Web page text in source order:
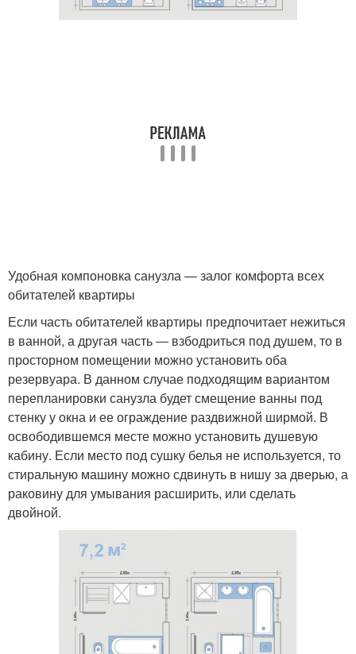
Удобная компоновка санузла ― залог комфорта всех
обитателей квартиры
Если часть обитателей квартиры предпочитает нежиться
в ванной, а другая часть ― взбодриться под душем, то в
просторном помещении можно установить оба
резервуара. В данном случае подходящим вариантом
перепланировки санузла будет смещение ванны под
стенку у окна и ее ограждение раздвижной ширмой. В
освободившемся месте можно установить душевую
кабину. Если место под сушку белья не используется, то
стиральную машину можно сдвинуть в нишу за дверью, а
раковину для умывания расширить, или сделать
двойной.